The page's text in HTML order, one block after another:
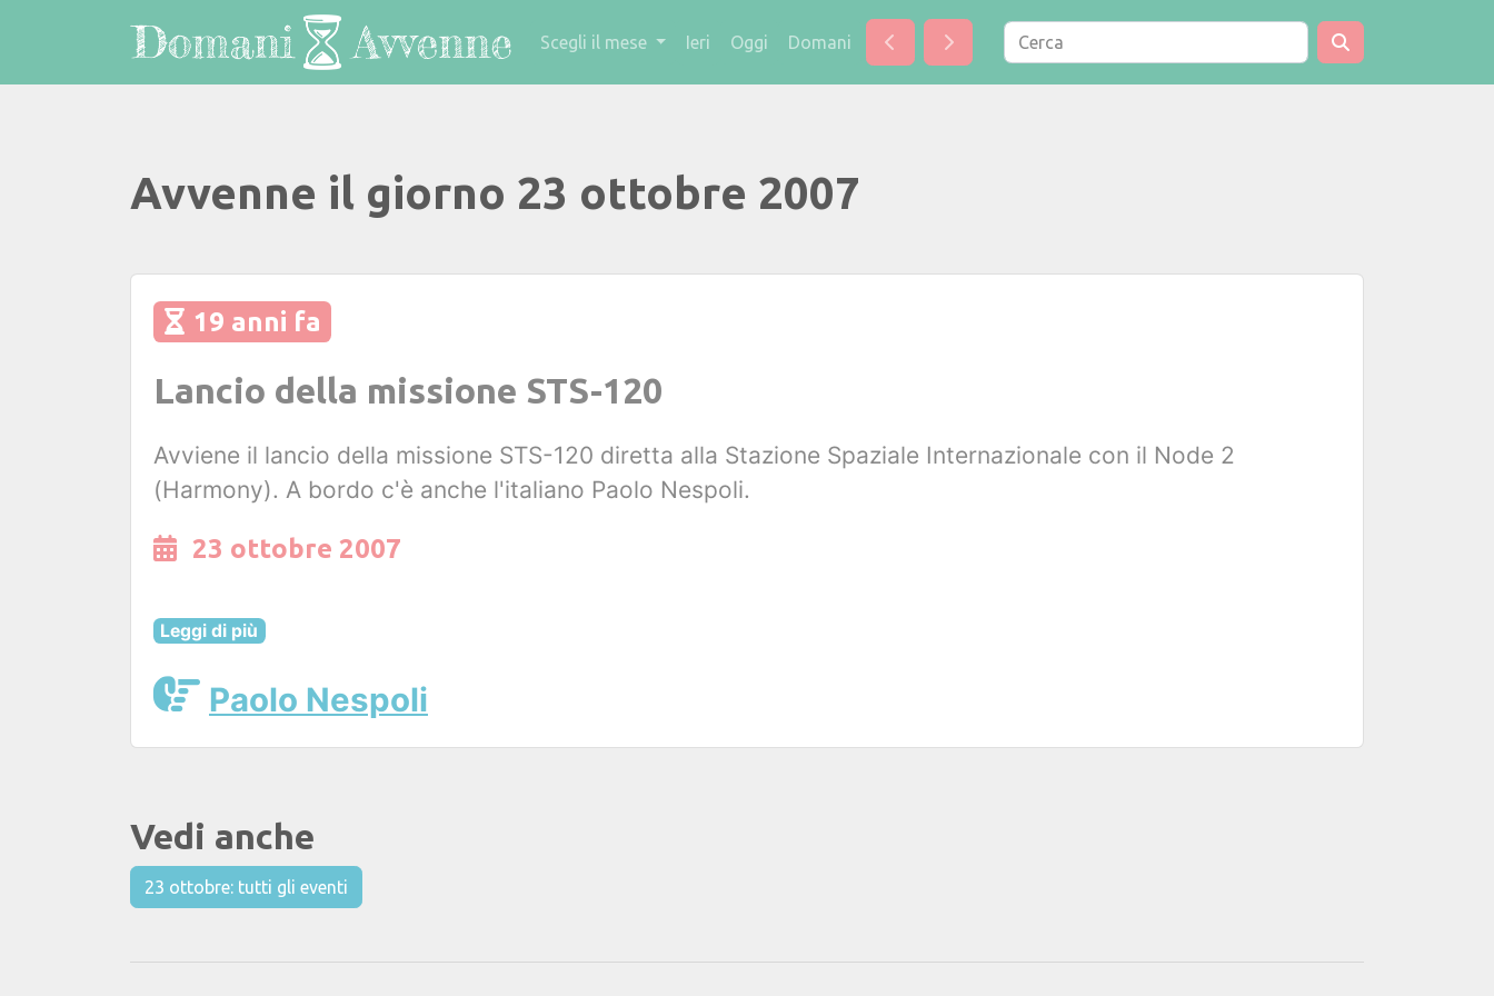
Scegli il mese Ieri Oggi Domani
Avvenne il giorno 23 ottobre 2007
19 anni fa
Lancio della missione STS-120
Avviene il lancio della missione STS-120 diretta alla Stazione Spaziale Internazionale con il Node 2
(Harmony). A bordo c'è anche l'italiano Paolo Nespoli.
23 ottobre 2007
Leggi di più
Paolo Nespoli
Vedi anche
23 ottobre: tutti gli eventi